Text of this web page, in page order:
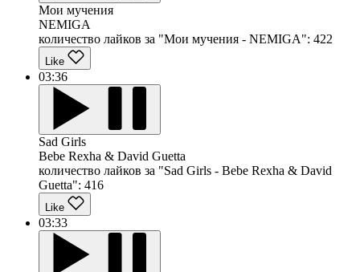
Мои мучения
NEMIGA
количество лайков за "Мои мучения - NEMIGA": 422
Like
03:36
Sad Girls
Bebe Rexha & David Guetta
количество лайков за "Sad Girls - Bebe Rexha & David
Guetta": 416
Like
03:33